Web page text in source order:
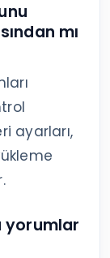
mı
ayarları,
yorumlar